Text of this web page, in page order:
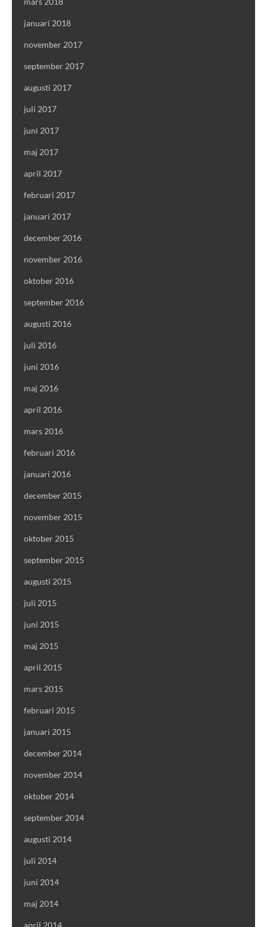
januari 2018
november 2017
september 2017
augusti 2017
juli 2017
juni 2017
maj 2017
april 2017
februari 2017
januari 2017
december 2016
november 2016
oktober 2016
september 2016
augusti 2016
juli 2016
juni 2016
maj 2016
april 2016
mars 2016
februari 2016
januari 2016
december 2015
november 2015
oktober 2015
september 2015
augusti 2015
juli 2015
juni 2015
maj 2015
april 2015
mars 2015
februari 2015
januari 2015
december 2014
november 2014
oktober 2014
september 2014
augusti 2014
juli 2014
juni 2014
maj 2014
april 2014